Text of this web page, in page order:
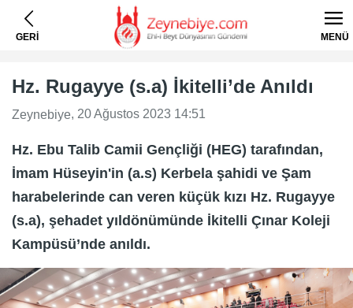
GERİ MENÜ
Hz. Rugayye (s.a) İkitelli’de Anıldı
Zeynebiye, 20 Ağustos 2023 14:51
Hz. Ebu Talib Camii Gençliği (HEG) tarafından,
İmam Hüseyin'in (a.s) Kerbela şahidi ve Şam
harabelerinde can veren küçük kızı Hz. Rugayye
(s.a), şehadet yıldönümünde İkitelli Çınar Koleji
Kampüsü’nde anıldı.